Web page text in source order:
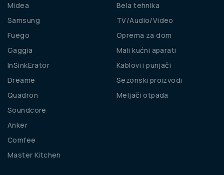
Midea
Samsung
Fuego
Gaggia
InSinkErator
Dreame
Quadron
Soundcore
Anker
Comfee
Master Kitchen
Bela tehnika
TV/Audio/Video
Oprema za dom
Mali kućni aparati
Kablovi i punjači
Sezonski proizvodi
Meljači otpada